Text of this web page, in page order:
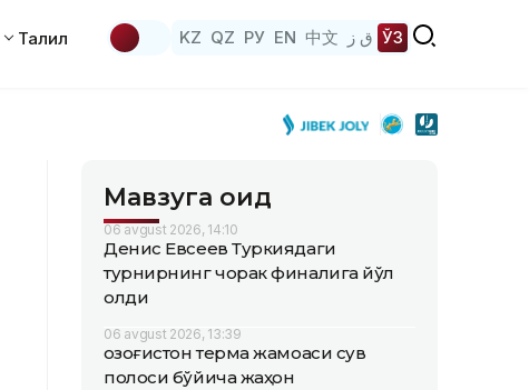
Таҳлил KZ QZ РУ EN 中文 ق ز ЎЗ
Мавзуга оид
06 avgust 2026, 14:10
Денис Евсеев Туркиядаги
турнирнинг чорак финалига йўл
олди
06 avgust 2026, 13:39
Қозоғистон терма жамоаси сув
полоси бўйича жаҳон